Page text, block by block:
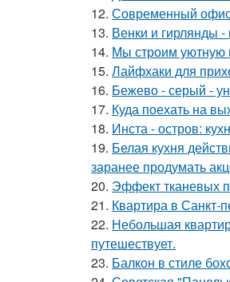
12. Современный офис
13. Венки и гирлянды
14. Мы строим уютную
15. Лайфхаки для
16. Бежево - серый -
17. Куда поехать на
18. Инста - остров:
19. Белая кухня
заранее продумать
20. Эффект тканевых
21. Квартира в Санкт-
22. Небольшая
путешествует.
23. Балкон в стиле